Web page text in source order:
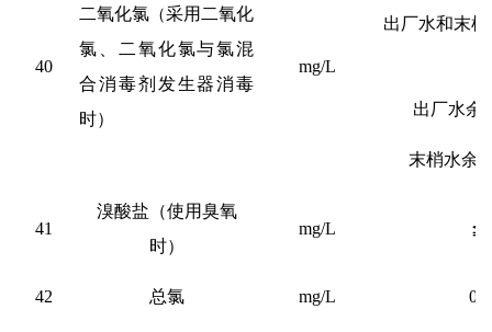
40
二氧化氯 （采用二氧化
氯、二氧化氯与氯混
合消毒剂发生器消毒
时）
mg/L
出厂水和末
出厂水余
末梢水余
41
溴酸盐（使用臭氧
时）
mg/L
42 总氯 mg/L